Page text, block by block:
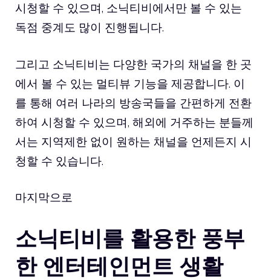
시청할 수 있으며, 소닉티비에서만 볼 수 있는
독점 중계도 많이 진행됩니다.
그리고 소닉티비는 다양한 국가의 채널을 한 곳
에서 볼 수 있는 멀티뷰 기능을 제공합니다. 이
를 통해 여러 나라의 방송국들을 간편하게 전환
하여 시청할 수 있으며, 해외에 거주하는 분들께
서는 지역제한 없이 원하는 채널을 언제든지 시
청할 수 있습니다.
마지막으로
소닉티비를 활용한 풍부
한 엔터테인먼트 생활